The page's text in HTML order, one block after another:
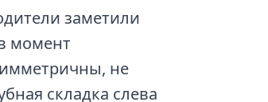
заметили
момент
не
складка слева